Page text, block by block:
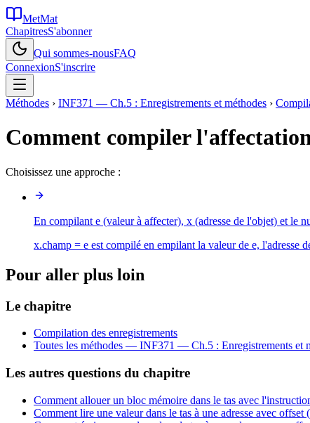
MetMat
ChapitresS'abonner
Qui sommes-nousFAQ
ConnexionS'inscrire
Méthodes › INF371 — Ch.5 : Enregistrements et méthodes ›
Comment compiler
Choisissez une approche :
En compilant e (valeur à affecter), x (adresse de l'objet) et le
x.champ = e est compilé en empilant la valeur de e,
Pour aller plus loin
Le chapitre
Compilation des enregistrements
Toutes les méthodes — INF371 — Ch.5 : Enregistrements et
Les autres questions du chapitre
Comment allouer un bloc mémoire dans le tas avec
Comment lire une valeur dans le tas à une adresse avec